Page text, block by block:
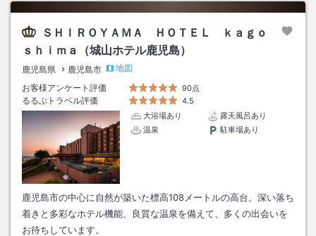
ＳＨＩＲＯＹＡＭＡ ＨＯＴＥＬ ｋａｇｏ
ｓｈｉｍａ（城山ホテル鹿児島）
鹿児島県 鹿児島市
地図
お客様アンケート評価
90点
るるぶトラベル評価
4.5
大浴場あり
露天風呂あり
温泉
駐車場あり
鹿児島市の中心に自然が築いた標高108メートルの高台。深い落ち
着きと多彩なホテル機能、良質な温泉を備えて、多くの出会いを
お待ちしています。